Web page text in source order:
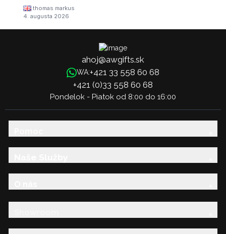
thomas markus
4. augusta 2026
ahoj@awgifts.sk
WA:+421 33 558 60 68
+421 (0)33 558 60 68
Pondelok - Piatok od 8:00 do 16:00